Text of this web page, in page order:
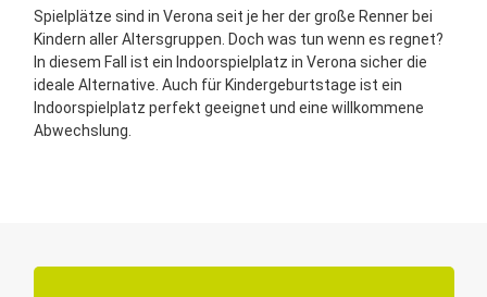
Spielplätze sind in Verona seit je her der große Renner bei
Kindern aller Altersgruppen. Doch was tun wenn es regnet?
In diesem Fall ist ein Indoorspielplatz in Verona sicher die
ideale Alternative. Auch für Kindergeburtstage ist ein
Indoorspielplatz perfekt geeignet und eine willkommene
Abwechslung.